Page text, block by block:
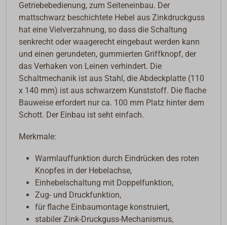
Getriebebedienung, zum Seiteneinbau. Der
mattschwarz beschichtete Hebel aus Zinkdruckguss
hat eine Vielverzahnung, so dass die Schaltung
senkrecht oder waagerecht eingebaut werden kann
und einen gerundeten, gummierten Griffknopf, der
das Verhaken von Leinen verhindert. Die
Schaltmechanik ist aus Stahl, die Abdeckplatte (110
x 140 mm) ist aus schwarzem Kunststoff. Die flache
Bauweise erfordert nur ca. 100 mm Platz hinter dem
Schott. Der Einbau ist seht einfach.
Merkmale:
Warmlauffunktion durch Eindrücken des roten
Knopfes in der Hebelachse,
Einhebelschaltung mit Doppelfunktion,
Zug- und Druckfunktion,
für flache Einbaumontage konstruiert,
stabiler Zink-Druckguss-Mechanismus,